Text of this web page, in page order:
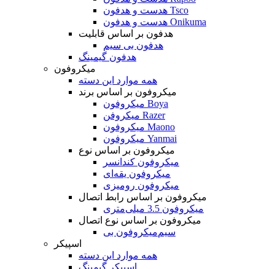
هدست و هدفون Tsco
هدست و هدفون Onikuma
هدفون بر اساس قابلیت
هدفون بی سیم
هدفون گیمینگ
میکروفون
همه موارد این دسته
میکروفون بر اساس برند
میکروفون Boya
میکروفن Razer
میکروفون Maono
میکروفون Yanmai
میکروفون بر اساس نوع
میکروفون کندانسر
میکروفون یقه‌ای
میکروفون رومیزی
میکروفون بر اساس رابط اتصال
میکروفون 3.5 میلی‌متری
میکروفون بر اساس نوع اتصال
میکروفون بی‌‎سیم
اسپیکر
همه موارد این دسته
اسپیکر گیمینگ